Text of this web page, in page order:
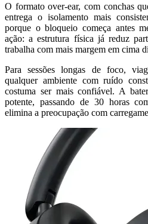
O formato over-ear, com conchas
entrega o isolamento mais
porque o bloqueio começa antes
ação: a estrutura física já reduz
trabalha com mais margem em cima
Para sessões longas de foco,
qualquer ambiente com ruído
costuma ser mais confiável. A
potente, passando de 30 horas
elimina a preocupação com